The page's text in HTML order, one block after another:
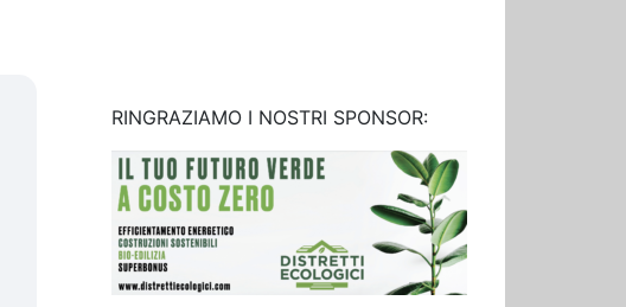
RINGRAZIAMO I NOSTRI SPONSOR: